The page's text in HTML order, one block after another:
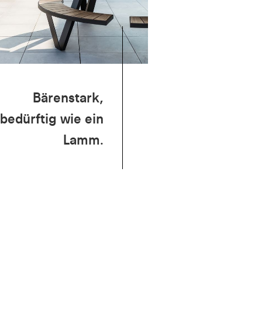
Bärenstark,
bedürftig wie ein
Lamm.